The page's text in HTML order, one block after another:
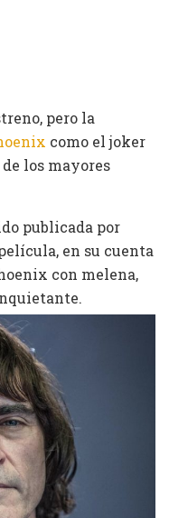
pero la
como el joker
los mayores
publicada por
en su cuenta
con melena,